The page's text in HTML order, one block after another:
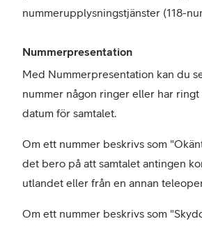
nummerupplysningstjänster (118-
Nummerpresentation
Med Nummerpresentation kan du
nummer någon ringer eller har ringt
datum för samtalet.
Om ett nummer beskrivs som
det bero på att samtalet antingen
utlandet eller från en annan
Om ett nummer beskrivs som